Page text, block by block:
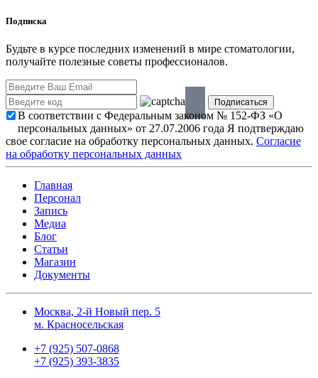
Подписка
Будьте в курсе последних изменений в мире стоматологии,
получайте полезные советы профессионалов.
В соответствии с Федеральным законом № 152-ФЗ «О
персональных данных» от 27.07.2006 года Я подтверждаю
свое согласие на обработку персональных данных. Согласие
на обработку персональных данных
Главная
Персонал
Запись
Медиа
Блог
Статьи
Магазин
Документы
Москва, 2-й Новый пер. 5
м. Красносельская
+7 (925) 507-0868
+7 (925) 393-3835